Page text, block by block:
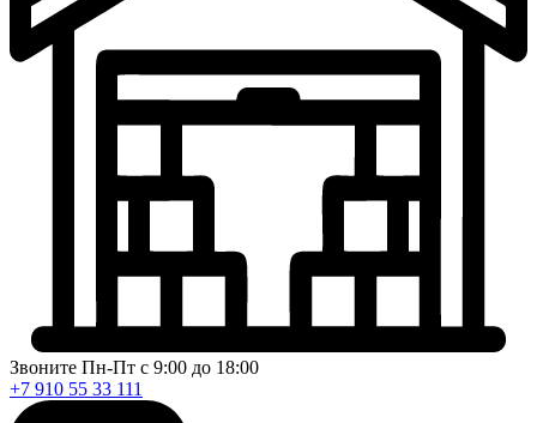
Звоните Пн-Пт с 9:00 до 18:00
+7 910 55 33 111